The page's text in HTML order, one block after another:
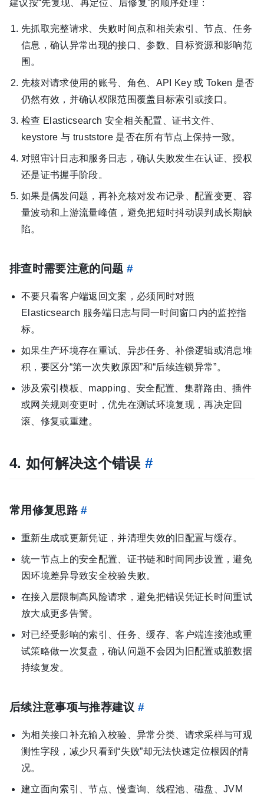
建议按“先复现、再定位、后修复”的顺序处理：
先抓取完整请求、失败时间点和相关索引、节点、任务
信息，确认异常出现的接口、参数、目标资源和影响范
围。
先核对请求使用的账号、角色、API Key 或 Token 是否
仍然有效，并确认权限范围覆盖目标索引或接口。
检查 Elasticsearch 安全相关配置、证书文件、
keystore 与 truststore 是否在所有节点上保持一致。
对照审计日志和服务日志，确认失败发生在认证、授权
还是证书握手阶段。
如果是偶发问题，再补充核对发布记录、配置变更、容
量波动和上游流量峰值，避免把短时抖动误判成长期缺
陷。
排查时需要注意的问题 #
不要只看客户端返回文案，必须同时对照
Elasticsearch 服务端日志与同一时间窗口内的监控指
标。
如果生产环境存在重试、异步任务、补偿逻辑或消息堆
积，要区分“第一次失败原因”和“后续连锁异常”。
涉及索引模板、mapping、安全配置、集群路由、插件
或网关规则变更时，优先在测试环境复现，再决定回
滚、修复或重建。
4. 如何解决这个错误 #
常用修复思路#
重新生成或更新凭证，并清理失效的旧配置与缓存。
统一节点上的安全配置、证书链和时间同步设置，避免
因环境差异导致安全校验失败。
在接入层限制高风险请求，避免把错误凭证长时间重试
放大成更多告警。
对已经受影响的索引、任务、缓存、客户端连接池或重
试策略做一次复盘，确认问题不会因为旧配置或脏数据
持续复发。
后续注意事项与推荐建议 #
为相关接口补充输入校验、异常分类、请求采样与可观
测性字段，减少只看到“失败”却无法快速定位根因的情
况。
建立面向索引、节点、慢查询、线程池、磁盘、JVM